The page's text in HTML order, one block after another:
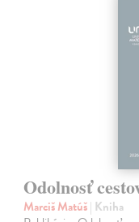
Odolnosť
Marciš Matúš| Kniha